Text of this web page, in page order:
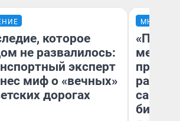
которое
не развалилось:
эксперт
миф о «вечных»
дорогах
МНЕНИЕ
самом